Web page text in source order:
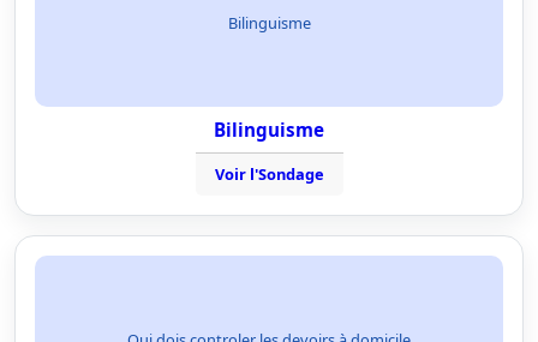
Bilinguisme
Bilinguisme
Voir l'Sondage